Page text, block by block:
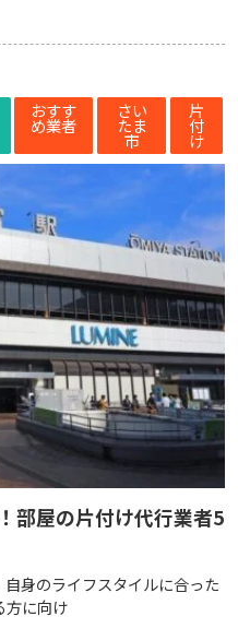
おすす
め業者
さい
たま
市
片
付
け
部屋の片付け代行業者5
身のライフスタイルに合った
方に向け